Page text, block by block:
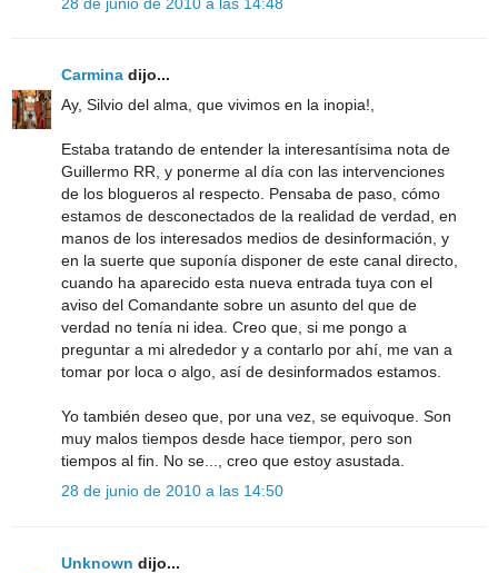
Carmina dijo...
Ay, Silvio del alma, que vivimos en la inopia!,
Estaba tratando de entender la interesantísima nota de
Guillermo RR, y ponerme al día con las intervenciones
de los blogueros al respecto. Pensaba de paso, cómo
estamos de desconectados de la realidad de verdad, en
manos de los interesados medios de desinformación, y
en la suerte que suponía disponer de este canal directo,
cuando ha aparecido esta nueva entrada tuya con el
aviso del Comandante sobre un asunto del que de
verdad no tenía ni idea. Creo que, si me pongo a
preguntar a mi alrededor y a contarlo por ahí, me van a
tomar por loca o algo, así de desinformados estamos.
Yo también deseo que, por una vez, se equivoque. Son
muy malos tiempos desde hace tiempor, pero son
tiempos al fin. No se..., creo que estoy asustada.
28 de junio de 2010 a las 14:50
Unknown dijo...